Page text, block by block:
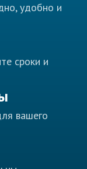
удобно и
сроки и
вашего